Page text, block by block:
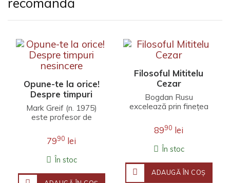
Opune-te la orice!
Despre timpuri
nesincere
Mark Greif (n. 1975)
este profesor de
Universitatea Stanford.
Fineţea observaţ..
7990 lei
În stoc
Filosoful Mititelu
Cezar
Bogdan Rusu
excelează prin finețea
îmbină erudiția
filosofică, investigația j..
8990 lei
În stoc
ADAUGĂ ÎN COŞ